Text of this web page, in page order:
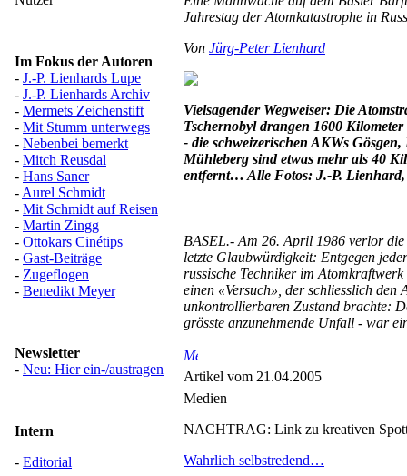
Im Fokus der Autoren
- J.-P. Lienhards Lupe
- J.-P. Lienhards Archiv
- Mermets Zeichenstift
- Mit Stumm unterwegs
- Nebenbei bemerkt
- Mitch Reusdal
- Hans Saner
- Aurel Schmidt
- Mit Schmidt auf Reisen
- Martin Zingg
- Ottokars Cinétips
- Gast-Beiträge
- Zugeflogen
- Benedikt Meyer
Newsletter
- Neu: Hier ein-/austragen
Intern
- Editorial
Jahrestag der Atomkatastrophe in
Von Jürg-Peter Lienhard
Vielsagender Wegweiser: Die
Tschernobyl drangen 1600
- die schweizerischen AKWs
Mühleberg sind etwas mehr als 40
entfernt… Alle Fotos: J.-P.
BASEL.- Am 26. April 1986 verlor
letzte Glaubwürdigkeit: Entgegen
russische Techniker im
einen «Versuch», der schliesslich den
unkontrollierbaren Zustand brachte:
grösste anzunehmende Unfall - war
Artikel vom 21.04.2005
Medien
NACHTRAG: Link zu kreativen
Wahrlich selbstredend…